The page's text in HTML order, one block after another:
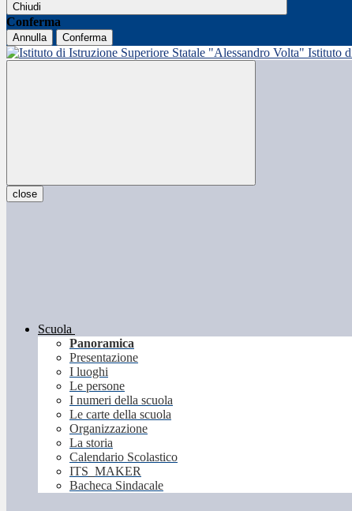
Chiudi
Conferma
Annulla Conferma
Istituto
close
Scuola
Panoramica
Presentazione
I luoghi
Le persone
I numeri della scuola
Le carte della scuola
Organizzazione
La storia
Calendario Scolastico
ITS_MAKER
Bacheca Sindacale